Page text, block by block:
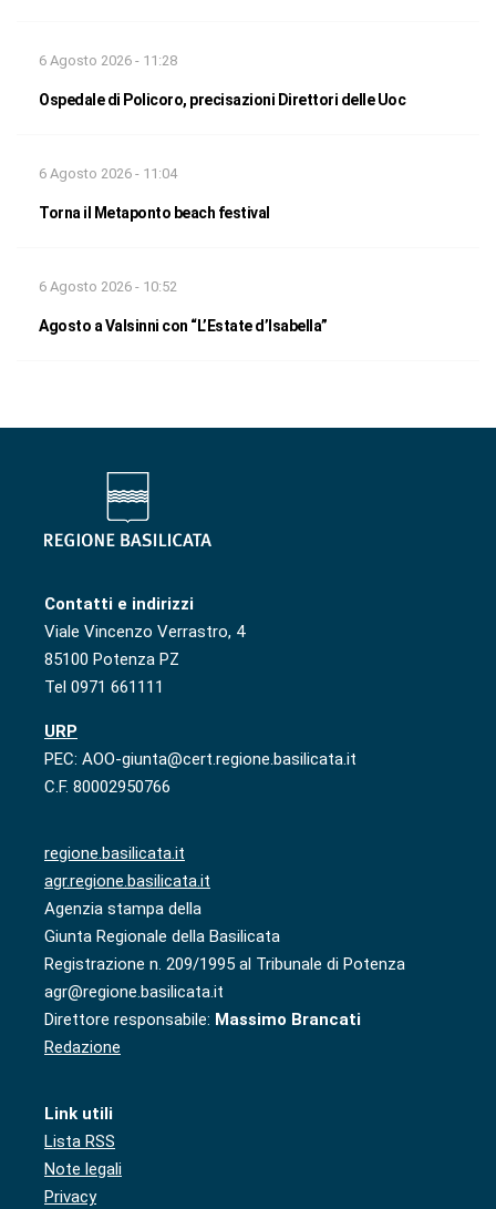
6 Agosto 2026 - 11:28
Ospedale di Policoro, precisazioni Direttori delle Uoc
6 Agosto 2026 - 11:04
Torna il Metaponto beach festival
6 Agosto 2026 - 10:52
Agosto a Valsinni con “L’Estate d’Isabella”
Contatti e indirizzi
Viale Vincenzo Verrastro, 4
85100 Potenza PZ
Tel 0971 661111
URP
PEC: AOO-giunta@cert.regione.basilicata.it
C.F. 80002950766
regione.basilicata.it
agr.regione.basilicata.it
Agenzia stampa della
Giunta Regionale della Basilicata
Registrazione n. 209/1995 al Tribunale di Potenza
agr@regione.basilicata.it
Direttore responsabile: Massimo Brancati
Redazione
Link utili
Lista RSS
Note legali
Privacy